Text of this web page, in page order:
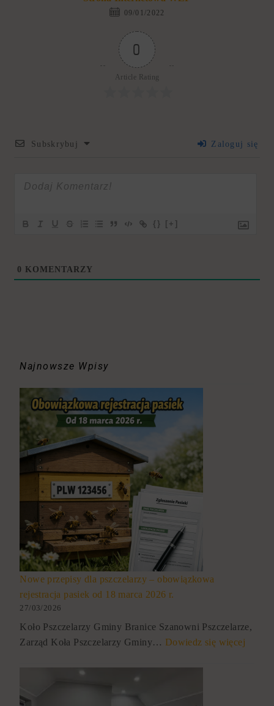
09/01/2022
0
Article Rating
Subskrybuj Zaloguj się
{} [+]
0 KOMENTARZY
Najnowsze Wpisy
Nowe przepisy dla pszczelarzy – obowiązkowa
rejestracja pasiek od 18 marca 2026 r.
27/03/2026
Koło Pszczelarzy Gminy Branice Szanowni Pszczelarze,
Zarząd Koła Pszczelarzy Gminy… Dowiedz się więcej